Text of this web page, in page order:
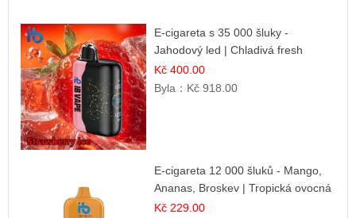
E-cigareta s 35 000 šluky -
Jahodový led | Chladivá fresh
příchuť
Kč 400.00
Byla： Kč 918.00
E-cigareta 12 000 šluků - Mango,
Ananas, Broskev | Tropická ovocná
směs
Kč 229.00